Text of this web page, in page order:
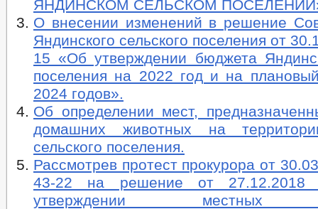
ЯНДИНСКОМ СЕЛЬСКОМ
О внесении изменений в решение
Яндинского сельского поселения от
15 «Об утверждении бюджета
поселения на 2022 год и на
2024 годов».
Об определении мест,
домашних животных на
сельского поселения.
Рассмотрев протест прокурора от
43-22 на решение от
утверждении местных